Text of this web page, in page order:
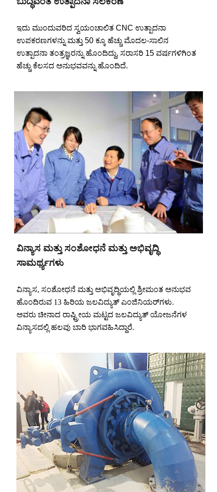
ಇದು ಮುಂದುವರಿದ ಸ್ವಯಂಚಾಲಿತ CNC ಉತ್ಪಾದನಾ
ಉಪಕರಣಗಳನ್ನು ಮತ್ತು 50 ಕ್ಕೂ ಹೆಚ್ಚು ಮೊದಲ-ಸಾಲಿನ
ಉತ್ಪಾದನಾ ತಂತ್ರಜ್ಞರನ್ನು ಹೊಂದಿದ್ದು, ಸರಾಸರಿ 15 ವರ್ಷಗಳಿಗಿಂತ
ಹೆಚ್ಚು ಕೆಲಸದ ಅನುಭವವನ್ನು ಹೊಂದಿದೆ.
ವಿನ್ಯಾಸ ಮತ್ತು ಸಂಶೋಧನೆ ಮತ್ತು ಅಭಿವೃದ್ಧಿ
ಸಾಮರ್ಥ್ಯಗಳು
ವಿನ್ಯಾಸ, ಸಂಶೋಧನೆ ಮತ್ತು ಅಭಿವೃದ್ಧಿಯಲ್ಲಿ ಶ್ರೀಮಂತ ಅನುಭವ
ಹೊಂದಿರುವ 13 ಹಿರಿಯ ಜಲವಿದ್ಯುತ್ ಎಂಜಿನಿಯರ್‌ಗಳು.
ಅವರು ಚೀನಾದ ರಾಷ್ಟ್ರೀಯ ಮಟ್ಟದ ಜಲವಿದ್ಯುತ್ ಯೋಜನೆಗಳ
ವಿನ್ಯಾಸದಲ್ಲಿ ಹಲವು ಬಾರಿ ಭಾಗವಹಿಸಿದ್ದಾರೆ.